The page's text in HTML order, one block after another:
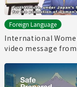
Foreign Language
International
video message